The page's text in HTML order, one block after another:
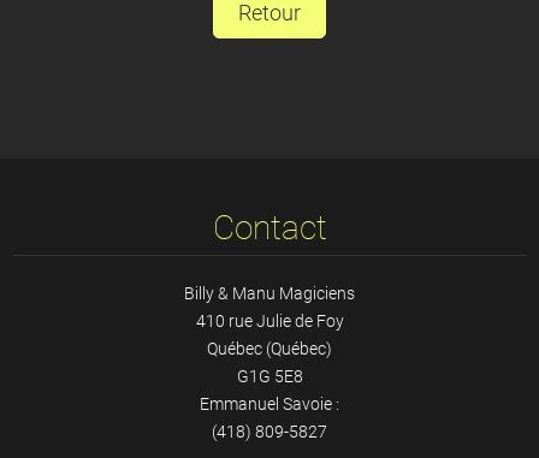
Retour
Contact
Billy & Manu Magiciens
410 rue Julie de Foy
Québec (Québec)
G1G 5E8
Emmanuel Savoie :
(418) 809-5827